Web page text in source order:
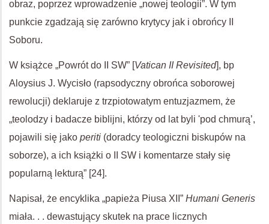
obraz, poprzez wprowadzenie „nowej teologii”. W tym
punkcie zgadzają się zarówno krytycy jak i obrońcy II
Soboru.
W książce „Powrót do II SW” [Vatican II Revisited], bp
Aloysius J. Wycisło (rapsodyczny obrońca soborowej
rewolucji) deklaruje z trzpiotowatym entuzjazmem, że
„teolodzy i badacze biblijni, którzy od lat byli 'pod chmurą’,
pojawili się jako periti (doradcy teologiczni biskupów na
soborze), a ich książki o II SW i komentarze stały się
popularną lekturą” [24].
Napisał, że encyklika „papieża Piusa XII” Humani Generis
miała. . . dewastujący skutek na prace licznych